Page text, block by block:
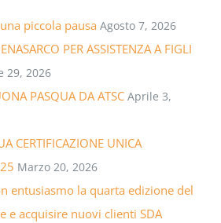
piccola pausa Agosto 7, 2026
PER ASSISTENZA A FIGLI
29, 2026
PASQUA DA ATSC Aprile 3,
CERTIFICAZIONE UNICA
Marzo 20, 2026
entusiasmo la quarta edizione del
e acquisire nuovi clienti SDA